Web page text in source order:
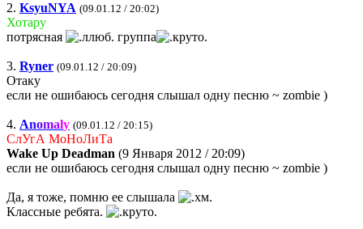
2. KsyuNYA (09.01.12 / 20:02)
Хотару
потрясная
группа
3. Ryner (09.01.12 / 20:09)
Отаку
если не ошибаюсь сегодня слышал одну песню ~ zombie )
4. Anomaly (09.01.12 / 20:15)
СлУгА МоНоЛиТа
Wake Up Deadman (9 Января 2012 / 20:09)
если не ошибаюсь сегодня слышал одну песню ~ zombie )
Да, я тоже, помню ее слышала
Классные ребята.